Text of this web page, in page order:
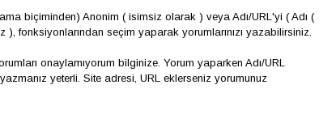
biçiminden) Anonim ( isimsiz olarak ) veya Adı/URL'yi ( Adı (
), fonksiyonlarından seçim yaparak yorumlarınızı yazabilirsiniz.
onaylamıyorum bilginize. Yorum yaparken Adı/URL
yeterli. Site adresi, URL eklerseniz yorumunuz